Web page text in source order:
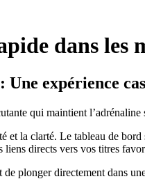
dans les
Une expérience
qui maintient l’adrénaline
la clarté. Le tableau de bord
liens directs vers vos titres
plonger directement dans